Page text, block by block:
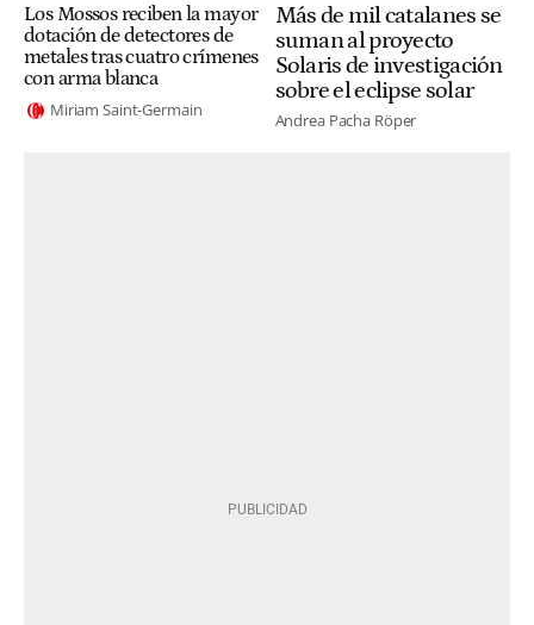
Los Mossos reciben la mayor
dotación de detectores de
metales tras cuatro crímenes
con arma blanca
Miriam Saint-Germain
Más de mil catalanes se
suman al proyecto
Solaris de investigación
sobre el eclipse solar
Andrea Pacha Röper